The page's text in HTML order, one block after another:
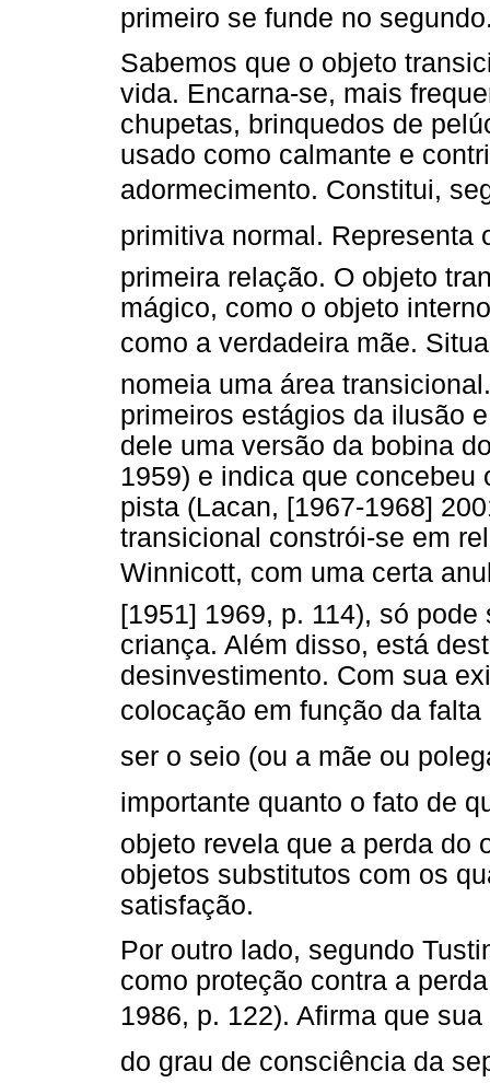
primeiro se funde no
Sabemos que o objeto
vida. Encarna-se, mais
chupetas, brinquedos de
usado como calmante e
adormecimento. Constitui,
primitiva normal.
primeira relação. O objeto
mágico, como o objeto
como a verdadeira mãe.
nomeia uma área
primeiros estágios da ilusão
dele uma versão da bobina
1959) e indica que
pista (Lacan, [1967-1968]
transicional constrói-se em
Winnicott, com uma certa
[1951] 1969, p. 114), só
criança. Além disso, está
desinvestimento. Com sua
colocação em função da falta
ser o seio (ou a mãe ou
importante quanto o fato de
objeto revela que a perda do
objetos substitutos com os
satisfação.
Por outro lado, segundo
como proteção contra a
1986, p. 122). Afirma que
do grau de consciência da